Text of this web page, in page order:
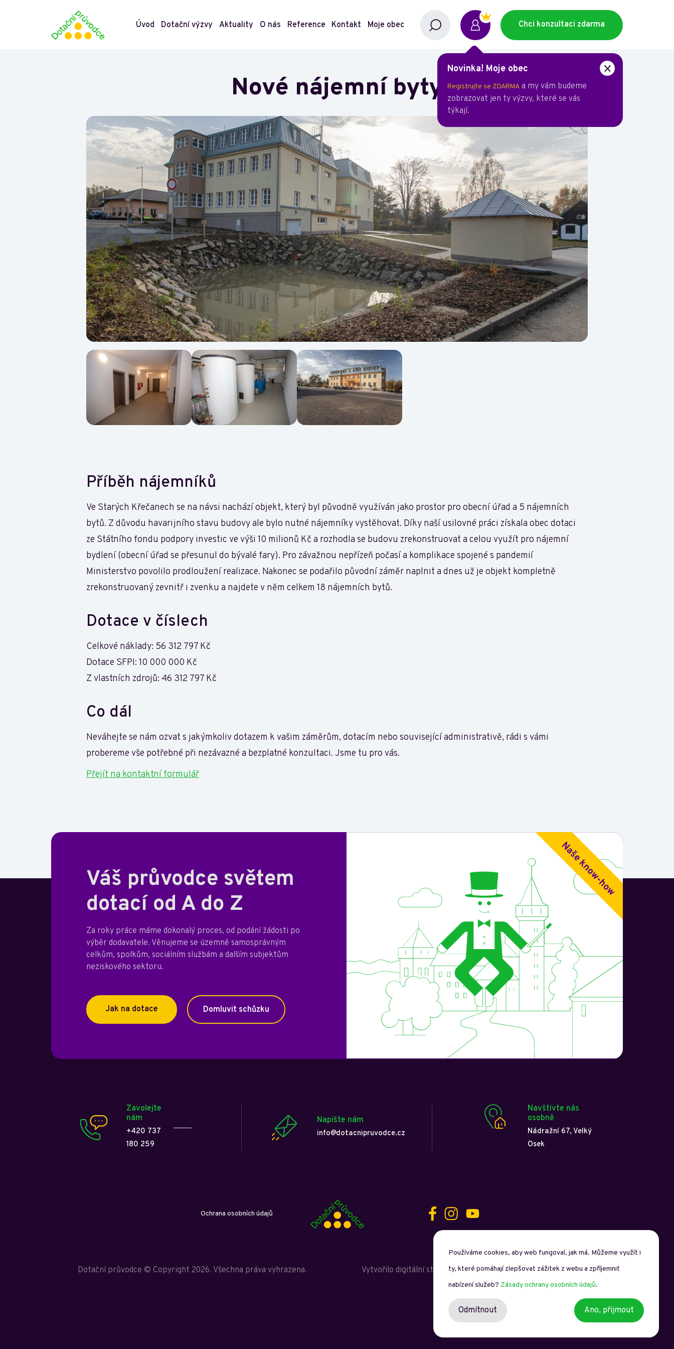
Úvod Dotační výzvy Aktuality O nás Reference Kontakt Moje obec Chci konzultaci zdarma
Novinka! Moje obec
Registrujte se ZDARMA a my vám budeme
zobrazovat jen ty výzvy, které se vás
týkají.
Nové nájemní byty
Příběh nájemníků
Ve Starých Křečanech se na návsi nachází objekt, který byl původně využíván jako prostor pro obecní úřad a 5 nájemních
bytů. Z důvodu havarijního stavu budovy ale bylo nutné nájemníky vystěhovat. Díky naší usilovné práci získala obec dotaci
ze Státního fondu podpory investic ve výši 10 milionů Kč a rozhodla se budovu zrekonstruovat a celou využít pro nájemní
bydlení (obecní úřad se přesunul do bývalé fary). Pro závažnou nepřízeň počasí a komplikace spojené s pandemií
Ministerstvo povolilo prodloužení realizace. Nakonec se podařilo původní záměr naplnit a dnes už je objekt kompletně
zrekonstruovaný zevnitř i zvenku a najdete v něm celkem 18 nájemních bytů.
Dotace v číslech
Celkové náklady: 56 312 797 Kč
Dotace SFPI: 10 000 000 Kč
Z vlastních zdrojů: 46 312 797 Kč
Co dál
Neváhejte se nám ozvat s jakýmkoliv dotazem k vašim záměrům, dotacím nebo související administrativě, rádi s vámi
probereme vše potřebné při nezávazné a bezplatné konzultaci. Jsme tu pro vás.
Přejít na kontaktní formulář
Váš průvodce světem
dotací od A do Z
Za roky práce máme dokonalý proces, od podání žádosti po
výběr dodavatele. Věnujeme se územně samosprávným
celkům, spolkům, sociálním službám a dalším subjektům
neziskového sektoru.
Jak na dotace Domluvit schůzku
Zavolejte
nám
+420 737
180 259
Napište nám
info@dotacnipruvodce.cz
Navštivte nás
osobně
Nádražní 67, Velký
Osek
Ochrana osobních údajů
Dotační průvodce © Copyright 2026. Všechna práva vyhrazena. Vytvořilo digitální studioDebono.cz Spravuje studio
Používáme cookies, aby web fungoval, jak má. Můžeme využít i
ty, které pomáhají zlepšovat zážitek z webu a zpříjemnit
nabízení služeb? Zásady ochrany osobních údajů.
Odmítnout Ano, přijmout